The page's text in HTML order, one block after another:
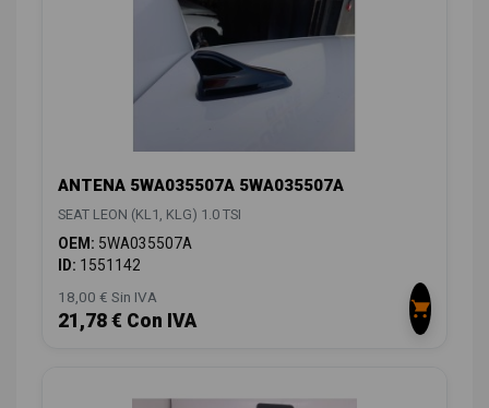
ANTENA 5WA035507A 5WA035507A
SEAT LEON (KL1, KLG) 1.0 TSI
OEM: 5WA035507A
ID: 1551142
18,00 € Sin IVA
21,78 € Con IVA